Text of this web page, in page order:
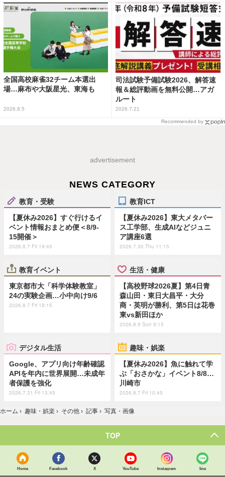
全国高校麻雀32チーム本選出
場…麻布や大阪星光、東海も
2026.8.5
司法試験予備試験2026、解答速
報＆総評動画を無料公開…アガ
ルート
2026.7.21
Recommended by
advertisement
NEWS CATEGORY
教育・受験
【夏休み2026】すぐ行けるイ
ベント情報おまとめ便＜8/9-
15開催＞
2026.8.7 Fri 19:45
教育ICT
【夏休み2026】東大メタバー
ス工学部、生成AIなどジュニ
ア講座6選
2026.7.30 Thu 11:15
教育イベント
東京都市大「科学体験教室」
24の実験企画…小中向け9/6
2026.8.7 Fri 18:15
生活・健康
【高校野球2026夏】第4日青
森山田・東日大昌平・大分
商・英明が勝利、第5日は花巻
東vs新田ほか
2026.8.9 Sun 9:15
デジタル生活
Google、アプリ向け年齢確認
APIを年内に世界展開…未成年
者保護を強化
2026.7.31 Fri 13:45
趣味・娯楽
【夏休み2026】魚に触れて学
ぶ「おさかな」イベント8/8…
川崎市
2026.8.7 Fri 10:45
ホーム › 趣味・娯楽 › その他 › 記事 › 写真・画像
TOP
Home Facebook X YouTube Instagram line